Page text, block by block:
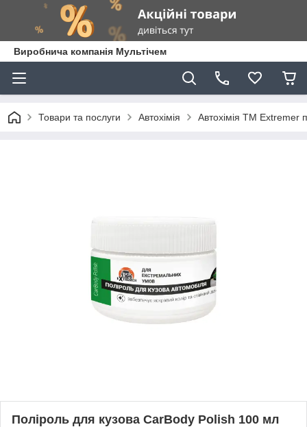
Виробнича компанія Мультічем
Товари та послуги Автохімія Автохімія ТМ Extremer
Поліроль для кузова CarBody Polish 100 мл